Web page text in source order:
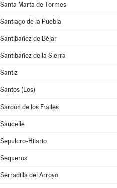
Santa Marta de Tormes
Santiago de la Puebla
Santibáñez de Béjar
Santibáñez de la Sierra
Santiz
Santos (Los)
Sardón de los Frailes
Saucelle
Sepulcro-Hilario
Sequeros
Serradilla del Arroyo